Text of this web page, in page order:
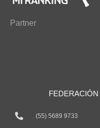
Partner
(55) 5689 9733